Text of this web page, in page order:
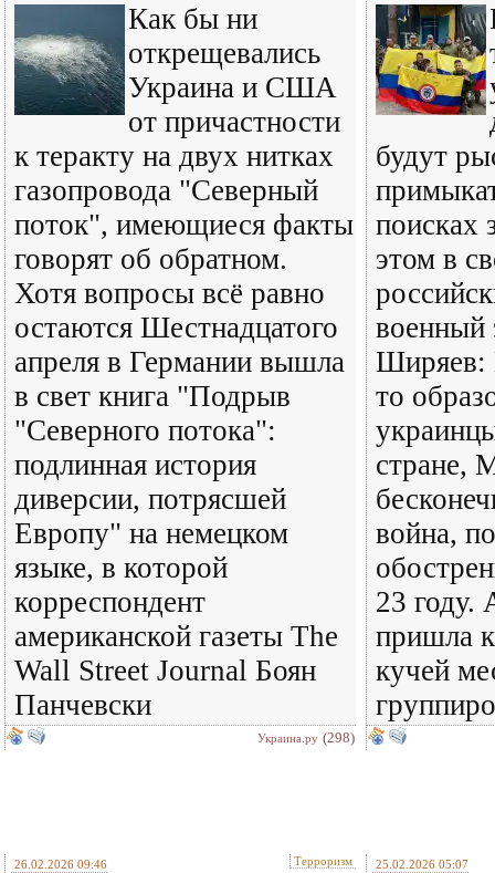
Как бы ни
открещевались
Украина и США
от причастности
к теракту на двух нитках
газопровода "Северный
поток", имеющиеся факты
говорят об обратном.
Хотя вопросы всё равно
остаются Шестнадцатого
апреля в Германии вышла
в свет книга "Подрыв
"Северного потока":
подлинная история
диверсии, потрясшей
Европу" на немецком
языке, в которой
корреспондент
американской газеты The
Wall Street Journal Боян
Панчевски
Украина.ру (298)
будут
поисках
этом в
военный
Ширяев:
то
стране,
война,
23 году.
пришла
кучей
26.02.2026 09:46 Терроризм 25.02.2026 05:07